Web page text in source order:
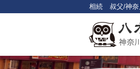
相続 叔父/神奈